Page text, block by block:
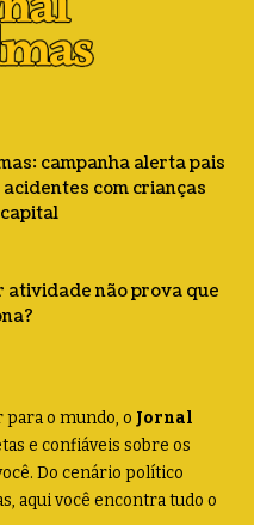
campanha alerta pais
com crianças
atividade não prova que
para o mundo, o Jornal
e confiáveis sobre os
Do cenário político
aqui você encontra tudo o